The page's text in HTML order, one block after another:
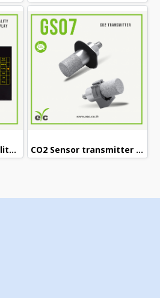
Multifunction Air Quality LED Display DMB03 CO2 Sensor transmitter GS07-N5-C (5000PPM)